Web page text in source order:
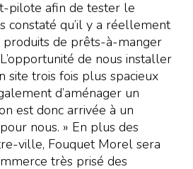
pilote afin de tester le
constaté qu’il y a réellement
produits de prêts-à-manger
de nous installer
site trois fois plus spacieux
d’aménager un
est donc arrivée à un
nous. » En plus des
ville, Fouquet Morel sera
très prisé des